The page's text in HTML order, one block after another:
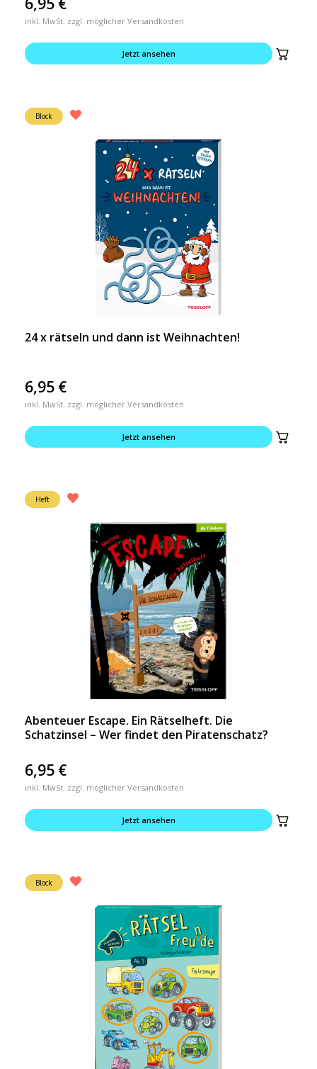
inkl. MwSt. zzgl. möglicher Versandkosten
Jetzt ansehen
Block
24 x rätseln und dann ist Weihnachten!
6,95 €
inkl. MwSt. zzgl. möglicher Versandkosten
Jetzt ansehen
Heft
Abenteuer Escape. Ein Rätselheft. Die
Schatzinsel – Wer findet den Piratenschatz?
6,95 €
inkl. MwSt. zzgl. möglicher Versandkosten
Jetzt ansehen
Block